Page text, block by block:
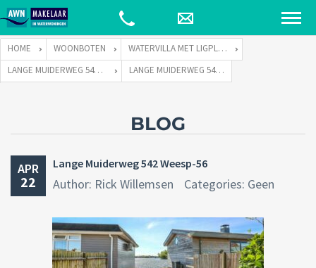
HOME WOONBOTEN
WATERVILLA MET LIGPLAATS
LANGE MUIDERWEG 542 TE 1382 LC WEESP
LANGE MUIDERWEG 542 WEESP-56
BLOG
APR
22
Lange Muiderweg 542 Weesp-56
Author: Rick Willemsen Categories: Geen